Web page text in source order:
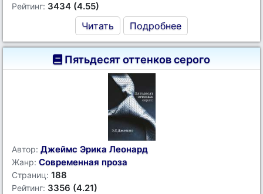
Рейтинг: 3434 (4.55)
Читать Подробнее
Пятьдесят оттенков серого
Автор: Джеймс Эрика Леонард
Жанр: Современная проза
Страниц: 188
Рейтинг: 3356 (4.21)